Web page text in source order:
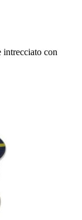
intrecciato con